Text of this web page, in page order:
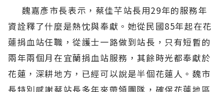
魏嘉彥市長表示，蔡佳芊站長用29年的服務年
資詮釋了什麼是熱忱與奉獻。她從民國85年起在花
蓮捐血站任職，從護士一路做到站長，只有短暫的
兩年兩個月在宜蘭捐血站服務，其餘時光都奉獻於
花蓮，深耕地方，已經可以說是半個花蓮人。魏市
長特別感謝蔡站長多年來帶領團隊，確保花蓮地區